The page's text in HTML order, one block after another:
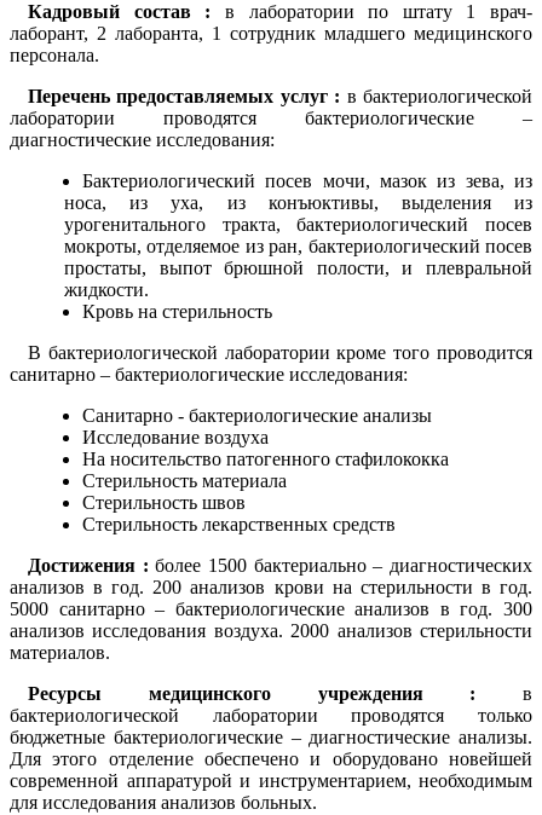
Кадровый состав : в лаборатории по штату 1 врач-
лаборант, 2 лаборанта, 1 сотрудник младшего медицинского
персонала.
Перечень предоставляемых услуг : в бактериологической
лаборатории проводятся бактериологические –
диагностические исследования:
Бактериологический посев мочи, мазок из зева, из
носа, из уха, из конъюктивы, выделения из
урогенитального тракта, бактериологический посев
мокроты, отделяемое из ран, бактериологический посев
простаты, выпот брюшной полости, и плевральной
жидкости.
Кровь на стерильность
В бактериологической лаборатории кроме того проводится
санитарно – бактериологические исследования:
Санитарно - бактериологические анализы
Исследование воздуха
На носительство патогенного стафилококка
Стерильность материала
Стерильность швов
Стерильность лекарственных средств
Достижения :более 1500 бактериально – диагностических
анализов в год. 200 анализов крови на стерильности в год.
5000 санитарно – бактериологические анализов в год. 300
анализов исследования воздуха. 2000 анализов стерильности
материалов.
Ресурсы медицинского учреждения : в
бактериологической лаборатории проводятся только
бюджетные бактериологические – диагностические анализы.
Для этого отделение обеспечено и оборудовано новейшей
современной аппаратурой и инструментарием, необходимым
для исследования анализов больных.